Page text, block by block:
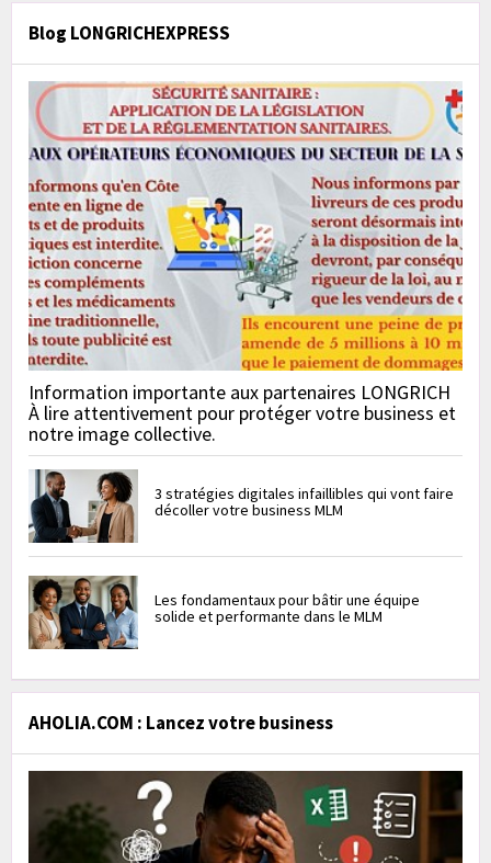
Blog LONGRICHEXPRESS
Information importante aux partenaires LONGRICH
À lire attentivement pour protéger votre business et
notre image collective.
3 stratégies digitales infaillibles qui vont faire
décoller votre business MLM
Les fondamentaux pour bâtir une équipe
solide et performante dans le MLM
AHOLIA.COM : Lancez votre business